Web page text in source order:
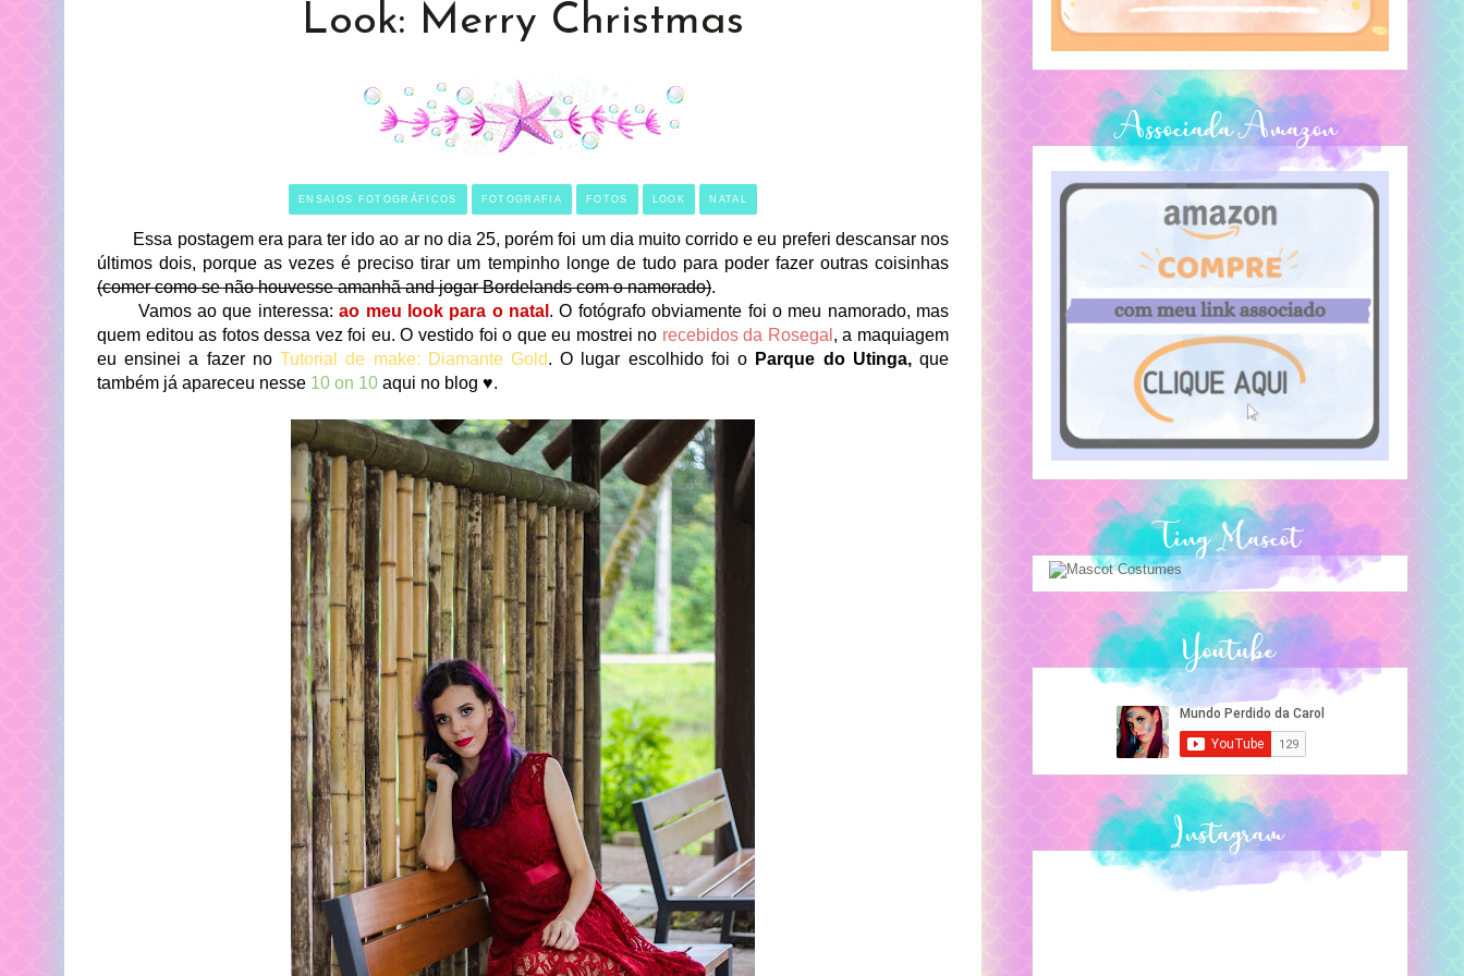
Look: Merry Christmas
ENSAIOS FOTOGRÁFICOS FOTOGRAFIA FOTOS LOOK NATAL
Essa postagem era para ter ido ao ar no dia 25, porém foi um dia muito corrido e eu preferi descansar nos
últimos dois, porque as vezes é preciso tirar um tempinho longe de tudo para poder fazer outras coisinhas
(comer como se não houvesse amanhã and jogar Bordelands com o namorado).
Vamos ao que interessa: ao meu look para o natal . O fotógrafo obviamente foi o meu namorado, mas
quem editou as fotos dessa vez foi eu. O vestido foi o que eu mostrei no recebidos da Rosegal , a maquiagem
eu ensinei a fazer noTutorial de make: Diamante Gold. O lugar escolhido foi o Parque do Utinga,que
também já apareceu nesse 10 on 10 aqui no blog ♥.
Associada Amazon
Ting Mascot
Youtube
Instagram